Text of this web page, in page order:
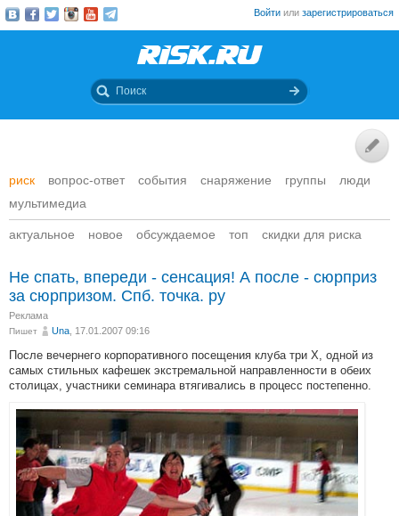
Войти или зарегистрироваться
риск вопрос-ответ события снаряжение группы
люди
мультимедиа
актуальное новое обсуждаемое топ скидки для риска
Не спать, впереди - сенсация! А после - сюрприз
за сюрпризом. Спб. точка. ру
Реклама
Пишет Una , 17.01.2007 09:16
После вечернего корпоративного посещения клуба три X, одной из
самых стильных кафешек экстремальной направленности в обеих
столицах, участники семинара втягивались в процесс постепенно.